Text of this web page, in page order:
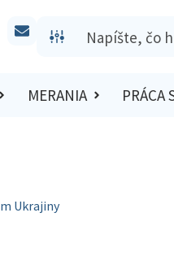
MERANIA PRÁCA
Ukrajiny